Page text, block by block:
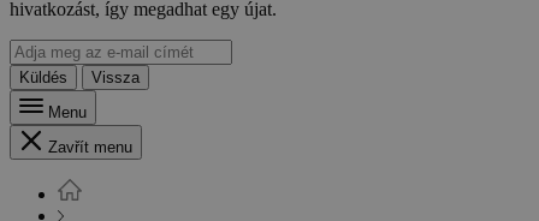
hivatkozást, így megadhat egy újat.
Küldés
Vissza
Menu
Zavřít menu